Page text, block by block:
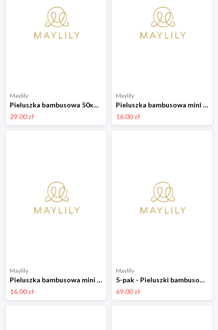
Maylily
Pieluszka bambusowa 50x50 - Bambinka - OUTLET
29.00 zł
Maylily
Pieluszka bambusowa mini 25x25 - Rozkwitajki - OUTLET
16.00 zł
Maylily
Pieluszka bambusowa mini 25x25 - Kamyczki róż - OUTLET
16.00 zł
Maylily
5-pak - Pieluszki bambusowe mini 25x25 - Wilkiway
69.00 zł